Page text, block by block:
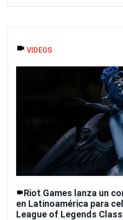
VIDEOS
Riot Games lanza un
en Latinoamérica para
League of Legends